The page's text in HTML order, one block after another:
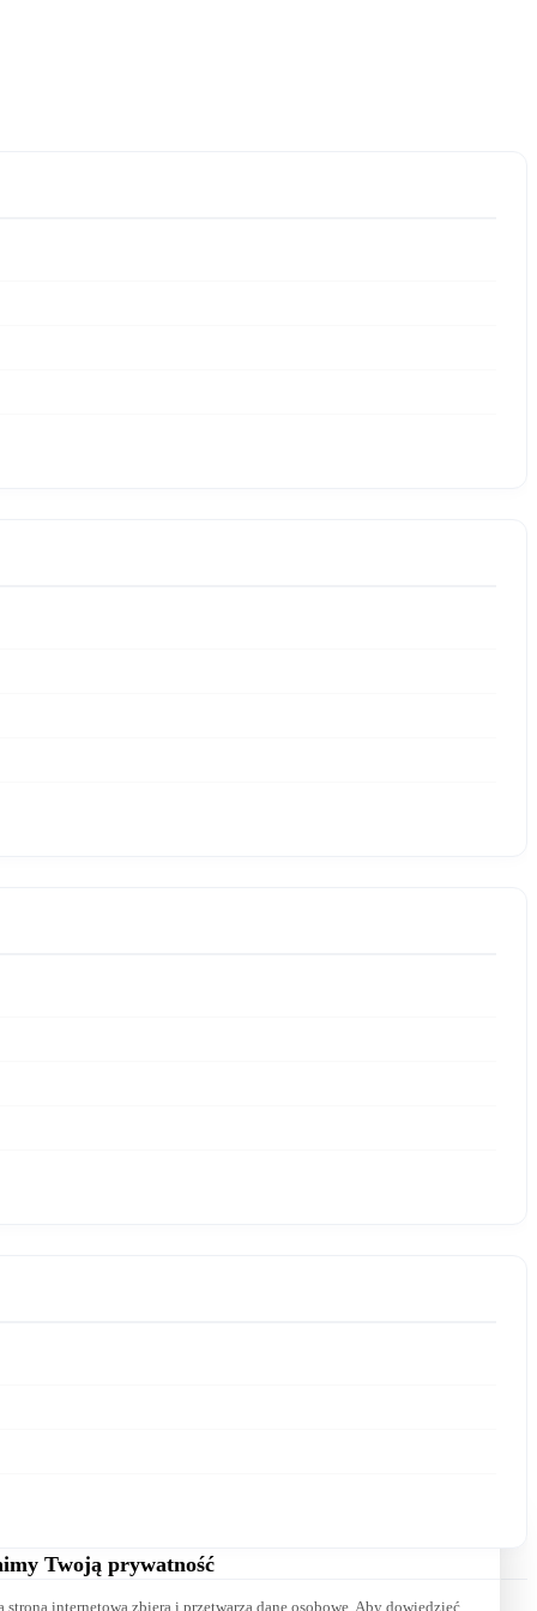
Twoją prywatność
strona internetowa zbiera i przetwarza dane osobowe. Aby dowiedzieć